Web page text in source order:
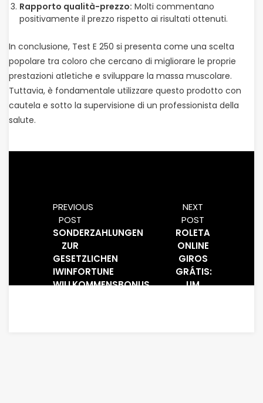
Rapporto qualità-prezzo: Molti commentano
positivamente il prezzo rispetto ai risultati ottenuti.
In conclusione, Test E 250 si presenta come una scelta
popolare tra coloro che cercano di migliorare le proprie
prestazioni atletiche e sviluppare la massa muscolare.
Tuttavia, è fondamentale utilizzare questo prodotto con
cautela e sotto la supervisione di un professionista della
salute.
PREVIOUS
POST
SONDERZAHLUNGEN
ZUR
GESETZLICHEN
IWINFORTUNE
WILLKOMMENSBONUS
NEXT
POST
ROLETA
ONLINE
GIROS
GRÁTIS:
UM